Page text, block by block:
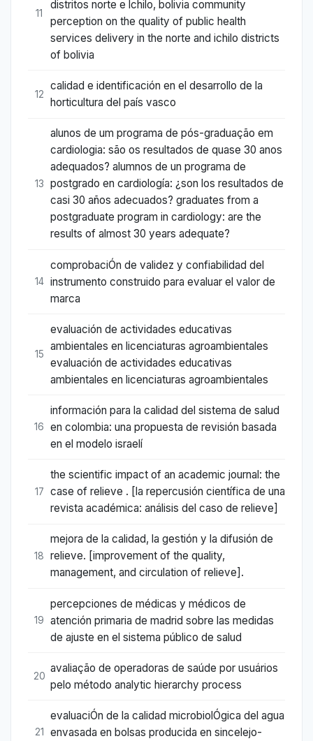
11
distritos norte e lchilo, bolivia community
perception on the quality of public health
services delivery in the norte and ichilo districts
of bolivia
12
calidad e identificación en el desarrollo de la
horticultura del país vasco
13
alunos de um programa de pós-graduação em
cardiologia: são os resultados de quase 30 anos
adequados? alumnos de un programa de
postgrado en cardiología: ¿son los resultados de
casi 30 años adecuados? graduates from a
postgraduate program in cardiology: are the
results of almost 30 years adequate?
14
comprobaciÓn de validez y confiabilidad del
instrumento construido para evaluar el valor de
marca
15
evaluación de actividades educativas
ambientales en licenciaturas agroambientales
evaluación de actividades educativas
ambientales en licenciaturas agroambientales
16
información para la calidad del sistema de salud
en colombia: una propuesta de revisión basada
en el modelo israelí
17
the scientific impact of an academic journal: the
case of relieve . [la repercusión científica de una
revista académica: análisis del caso de relieve]
18
mejora de la calidad, la gestión y la difusión de
relieve. [improvement of the quality,
management, and circulation of relieve].
19
percepciones de médicas y médicos de
atención primaria de madrid sobre las medidas
de ajuste en el sistema público de salud
20
avaliação de operadoras de saúde por usuários
pelo método analytic hierarchy process
21
evaluaciÓn de la calidad microbiolÓgica del agua
envasada en bolsas producida en sincelejo-